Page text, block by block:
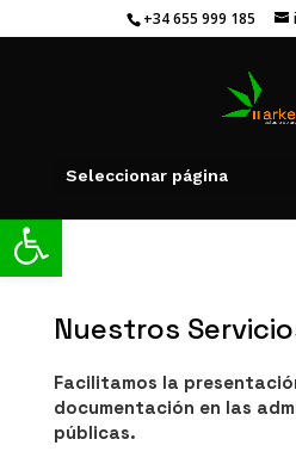
Abrir barra de herramientas
+34 655 999 185
Seleccionar página
Nuestros
Facilitamos la
documentación en las
públicas.